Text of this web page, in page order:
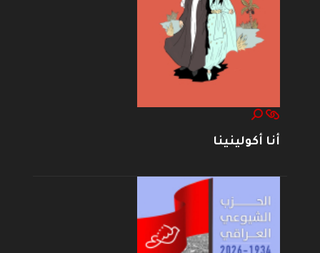
أنا أكولينينا